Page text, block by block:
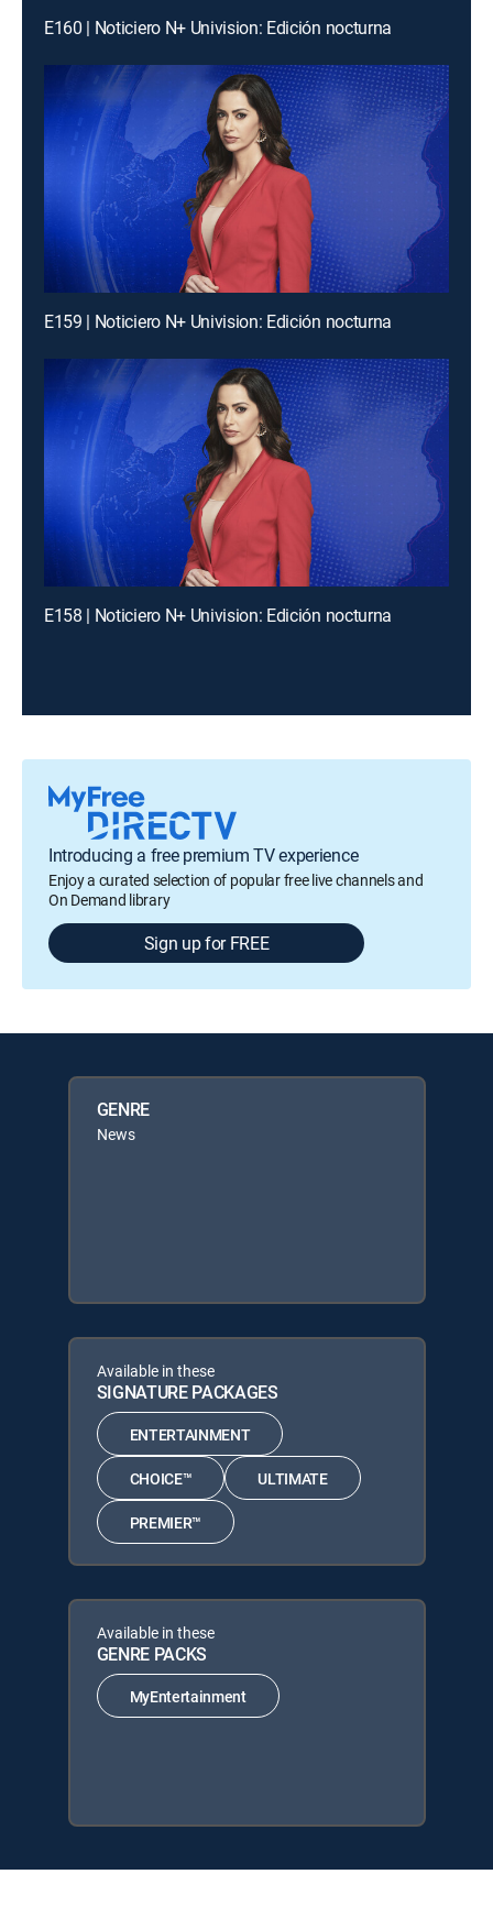
E160 | Noticiero N+ Univision: Edición nocturna
E159 | Noticiero N+ Univision: Edición nocturna
E158 | Noticiero N+ Univision: Edición nocturna
Introducing a free premium TV experience
Enjoy a curated selection of popular free live channels and
On Demand library
Sign up for FREE
GENRE
News
Available in these
SIGNATURE PACKAGES
ENTERTAINMENT
CHOICE™ ULTIMATE
PREMIER™
Available in these
GENRE PACKS
MyEntertainment